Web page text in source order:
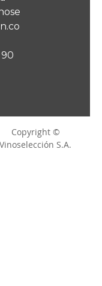
Copyright ©
Vinoselección S.A.